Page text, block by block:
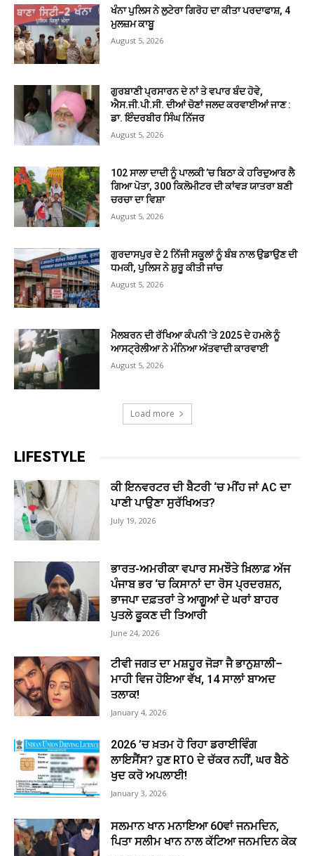
ਖੰਨਾ ਪੁਲਿਸ ਨੇ ਲੁਟੇਰਾ ਗਿਰੋਹ ਦਾ ਕੀਤਾ ਪਰਦਾਫਾਸ਼, 4
ਮੁਲਜ਼ਮ ਕਾਬੂ
August 5, 2026
ਗੁਰਬਾਣੀ ਪ੍ਰਸਾਰਨ ਦੇ ਨਾਂ ਤੇ ਵਪਾਰ ਬੰਦ ਹੋਵੇ,
ਐਸ.ਜੀ.ਪੀ.ਸੀ. ਦੀਆਂ ਚੋਣਾਂ ਜਲਦ ਕਰਵਾਈਆਂ ਜਾਣ :
ਡਾ. ਇੰਦਰਬੀਰ ਸਿੰਘ ਨਿੱਜਰ
August 5, 2026
102 ਸਾਲਾ ਦਾਦੀ ਨੂੰ ਪਾਲਕੀ ’ਚ ਬਿਠਾ ਕੇ ਹਰਿਦੁਆਰ ਲੈ
ਗਿਆ ਪੋਤਾ, 300 ਕਿਲੋਮੀਟਰ ਦੀ ਕਾਂਵੜ ਯਾਤਰਾ ਬਣੀ
ਚਰਚਾ ਦਾ ਵਿਸ਼ਾ
August 5, 2026
ਗੁਰਦਾਸਪੁਰ ਦੇ 2 ਨਿੱਜੀ ਸਕੂਲਾਂ ਨੂੰ ਬੰਬ ਨਾਲ ਉਡਾਉਣ ਦੀ
ਧਮਕੀ, ਪੁਲਿਸ ਨੇ ਸ਼ੁਰੂ ਕੀਤੀ ਜਾਂਚ
August 5, 2026
ਮੈਲਬਰਨ ਦੀ ਰੱਖਿਆ ਕੰਪਨੀ ’ਤੇ 2025 ਦੇ ਹਮਲੇ ਨੂੰ
ਆਸਟ੍ਰੇਲੀਆ ਨੇ ਮੰਨਿਆ ਅੱਤਵਾਦੀ ਕਾਰਵਾਈ
August 5, 2026
Load more
LIFESTYLE
ਕੀ ਇਨਵਰਟਰ ਦੀ ਬੈਟਰੀ ‘ਚ ਮੀਂਹ ਜਾਂ AC ਦਾ
ਪਾਣੀ ਪਾਉਣਾ ਸੁਰੱਖਿਅਤ?
July 19, 2026
ਭਾਰਤ-ਅਮਰੀਕਾ ਵਪਾਰ ਸਮਝੌਤੇ ਖ਼ਿਲਾਫ਼ ਅੱਜ
ਪੰਜਾਬ ਭਰ ‘ਚ ਕਿਸਾਨਾਂ ਦਾ ਰੋਸ ਪ੍ਰਦਰਸ਼ਨ,
ਭਾਜਪਾ ਦਫ਼ਤਰਾਂ ਤੇ ਆਗੂਆਂ ਦੇ ਘਰਾਂ ਬਾਹਰ
ਪੁਤਲੇ ਫੂਕਣ ਦੀ ਤਿਆਰੀ
June 24, 2026
ਟੀਵੀ ਜਗਤ ਦਾ ਮਸ਼ਹੂਰ ਜੋੜਾ ਜੈ ਭਾਨੁਸ਼ਾਲੀ–
ਮਾਹੀ ਵਿਜ ਹੋਇਆ ਵੱਖ, 14 ਸਾਲਾਂ ਬਾਅਦ
ਤਲਾਕ!
January 4, 2026
2026 ’ਚ ਖ਼ਤਮ ਹੋ ਰਿਹਾ ਡਰਾਈਵਿੰਗ
ਲਾਇਸੈਂਸ? ਹੁਣ RTO ਦੇ ਚੱਕਰ ਨਹੀਂ, ਘਰ ਬੈਠੇ
ਖੁਦ ਕਰੋ ਅਪਲਾਈ!
January 3, 2026
ਸਲਮਾਨ ਖਾਨ ਮਨਾਇਆ 60ਵਾਂ ਜਨਮਦਿਨ,
ਪਿਤਾ ਸਲੀਮ ਖਾਨ ਨਾਲ ਕੱਟਿਆ ਜਨਮਦਿਨ ਕੇਕ